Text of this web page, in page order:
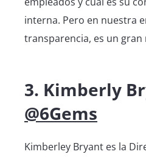
interna. Pero en nuestra
transparencia, es un
3. Kimberly
@6Gems
Kimberley Bryant es la